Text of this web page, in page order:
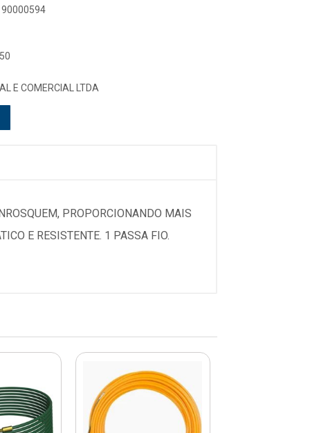
E COMERCIAL LTDA
PROPORCIONANDO MAIS
E RESISTENTE. 1 PASSA FIO.